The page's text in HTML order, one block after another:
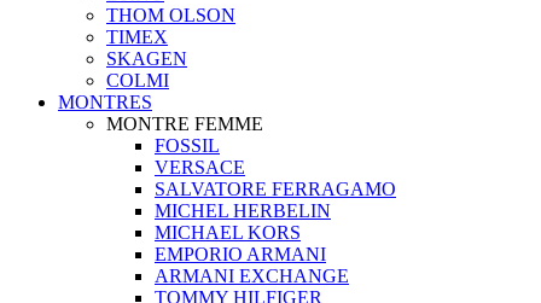
THOM OLSON
TIMEX
SKAGEN
COLMI
MONTRES
MONTRE FEMME
FOSSIL
VERSACE
SALVATORE FERRAGAMO
MICHEL HERBELIN
MICHAEL KORS
EMPORIO ARMANI
ARMANI EXCHANGE
TOMMY HILFIGER